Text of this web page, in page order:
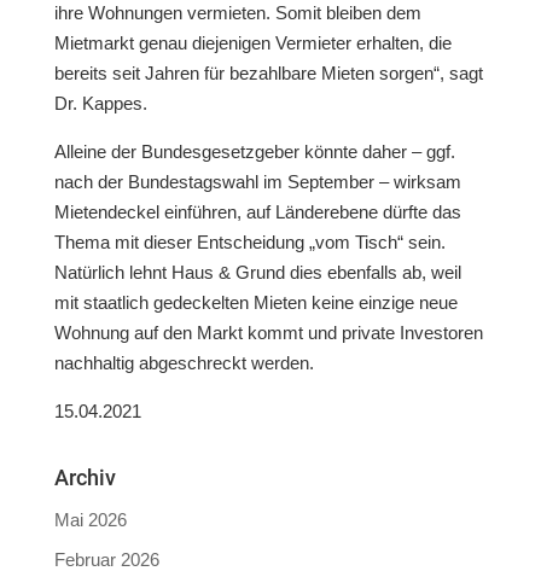
ihre Wohnungen vermieten. Somit bleiben dem
Mietmarkt genau diejenigen Vermieter erhalten, die
bereits seit Jahren für bezahlbare Mieten sorgen“, sagt
Dr. Kappes.
Alleine der Bundesgesetzgeber könnte daher – ggf.
nach der Bundestagswahl im September – wirksam
Mietendeckel einführen, auf Länderebene dürfte das
Thema mit dieser Entscheidung „vom Tisch“ sein.
Natürlich lehnt Haus & Grund dies ebenfalls ab, weil
mit staatlich gedeckelten Mieten keine einzige neue
Wohnung auf den Markt kommt und private Investoren
nachhaltig abgeschreckt werden.
15.04.2021
Archiv
Mai 2026
Februar 2026